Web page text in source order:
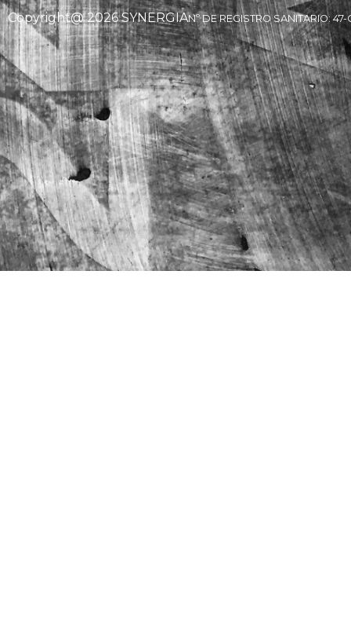
Copyright@ 2026 SYNERGIANº DE REGISTRO SANITARIO: 47-